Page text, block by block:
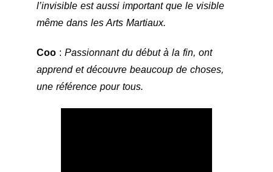
l’invisible est aussi important que le visible
même dans les Arts Martiaux.
Coo : Passionnant du début à la fin, ont
apprend et découvre beaucoup de choses,
une référence pour tous.